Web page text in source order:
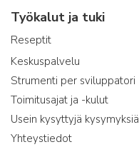
Työkalut ja tuki
Reseptit
Keskuspalvelu
Strumenti per sviluppatori
Toimitusajat ja -kulut
Usein kysyttyjä kysymyksiä
Yhteystiedot